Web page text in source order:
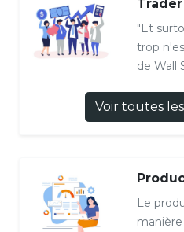
Trader
"Et
trop
de Wall
Voir toutes
Le